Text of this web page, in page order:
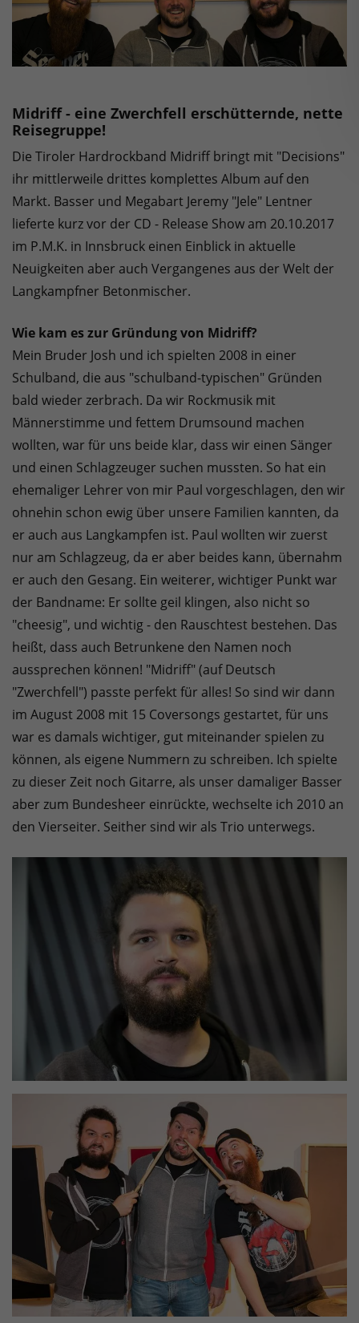
Midriff - eine Zwerchfell erschütternde, nette
Reisegruppe!
Die Tiroler Hardrockband Midriff bringt mit "Decisions"
ihr mittlerweile drittes komplettes Album auf den
Markt. Basser und Megabart Jeremy "Jele" Lentner
lieferte kurz vor der CD - Release Show am 20.10.2017
im P.M.K. in Innsbruck einen Einblick in aktuelle
Neuigkeiten aber auch Vergangenes aus der Welt der
Langkampfner Betonmischer.
Wie kam es zur Gründung von Midriff?
Mein Bruder Josh und ich spielten 2008 in einer
Schulband, die aus "schulband-typischen" Gründen
bald wieder zerbrach. Da wir Rockmusik mit
Männerstimme und fettem Drumsound machen
wollten, war für uns beide klar, dass wir einen Sänger
und einen Schlagzeuger suchen mussten. So hat ein
ehemaliger Lehrer von mir Paul vorgeschlagen, den wir
ohnehin schon ewig über unsere Familien kannten, da
er auch aus Langkampfen ist. Paul wollten wir zuerst
nur am Schlagzeug, da er aber beides kann, übernahm
er auch den Gesang. Ein weiterer, wichtiger Punkt war
der Bandname: Er sollte geil klingen, also nicht so
"cheesig", und wichtig - den Rauschtest bestehen. Das
heißt, dass auch Betrunkene den Namen noch
aussprechen können! "Midriff" (auf Deutsch
"Zwerchfell") passte perfekt für alles! So sind wir dann
im August 2008 mit 15 Coversongs gestartet, für uns
war es damals wichtiger, gut miteinander spielen zu
können, als eigene Nummern zu schreiben. Ich spielte
zu dieser Zeit noch Gitarre, als unser damaliger Basser
aber zum Bundesheer einrückte, wechselte ich 2010 an
den Vierseiter. Seither sind wir als Trio unterwegs.